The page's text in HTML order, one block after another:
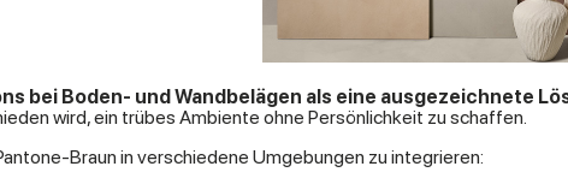
bei Boden- und Wandbelägen als eine ausgezeichnete
wird, ein trübes Ambiente ohne Persönlichkeit zu schaffen.
Braun in verschiedene Umgebungen zu integrieren: